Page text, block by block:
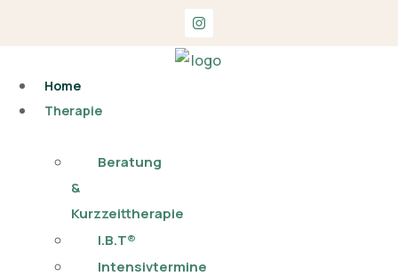
Home
Therapie
Beratung
&
Kurzzeittherapie
I.B.T®
Intensivtermine